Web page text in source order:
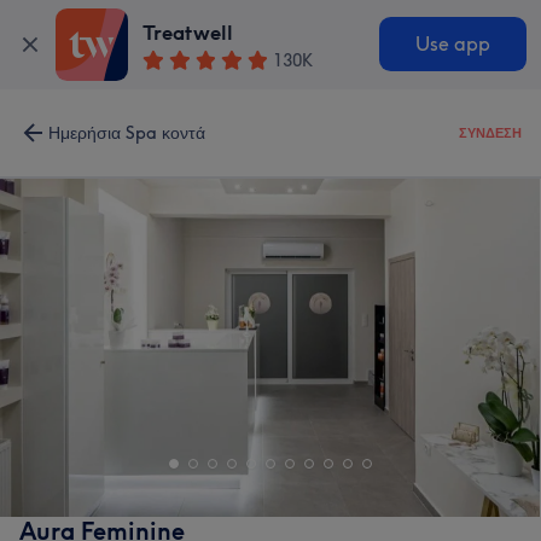
Treatwell
130K
Use app
Ημερήσια Spa κοντά ΣΎΝΔΕΣΗ
Aura Feminine